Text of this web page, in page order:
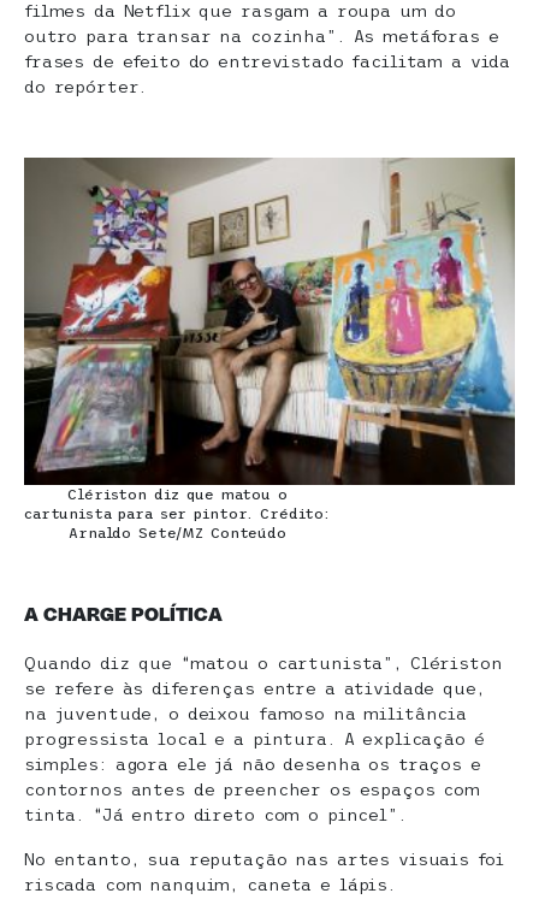
filmes da Netflix que rasgam a roupa um do
outro para transar na cozinha”. As metáforas e
frases de efeito do entrevistado facilitam a vida
do repórter.
Clériston diz que matou o
cartunista para ser pintor. Crédito:
Arnaldo Sete/MZ Conteúdo
A CHARGE POLÍTICA
Quando diz que “matou o cartunista”, Clériston
se refere às diferenças entre a atividade que,
na juventude, o deixou famoso na militância
progressista local e a pintura. A explicação é
simples: agora ele já não desenha os traços e
contornos antes de preencher os espaços com
tinta. “Já entro direto com o pincel”.
No entanto, sua reputação nas artes visuais foi
riscada com nanquim, caneta e lápis.